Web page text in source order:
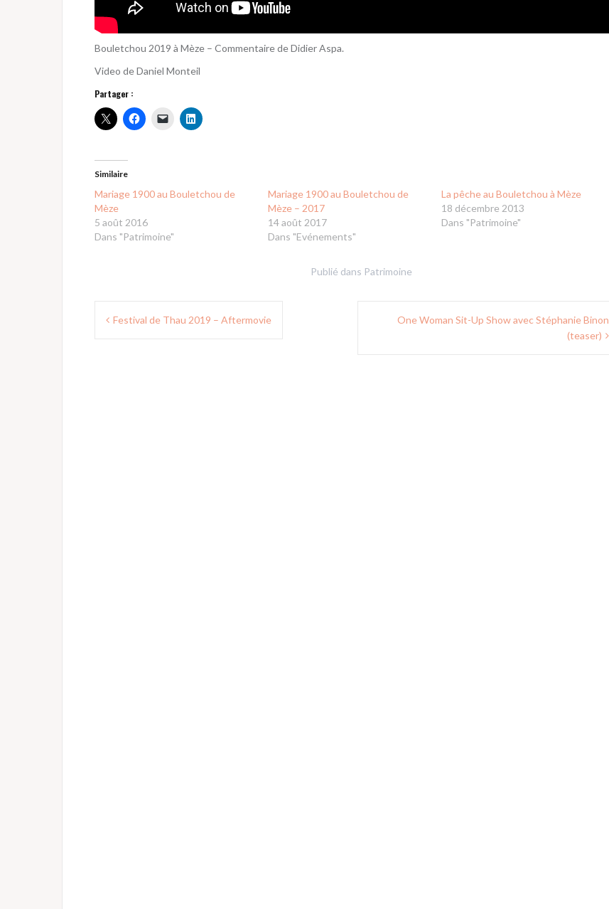
Bouletchou 2019 à Mèze – Commentaire de Didier Aspa.
Video de Daniel Monteil
Partager :
Similaire
Mariage 1900 au Bouletchou de
Mèze
5 août 2016
Dans "Patrimoine"
Mariage 1900 au Bouletchou de
Mèze – 2017
14 août 2017
Dans "Evénements"
La pêche au Bouletchou à Mèze
18 décembre 2013
Dans "Patrimoine"
Publié dans Patrimoine
Navigation
Festival de Thau 2019 – Aftermovie
One Woman Sit-Up Show avec Stéphanie Binon
(teaser)